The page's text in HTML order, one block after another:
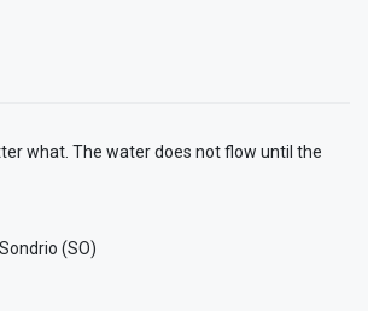
what. The water does not flow until the
(SO)